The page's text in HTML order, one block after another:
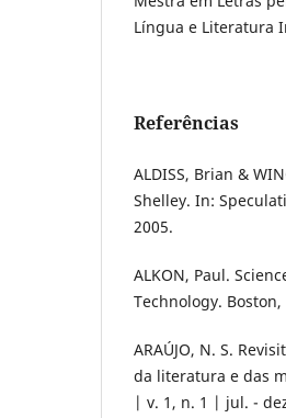
Língua e Literatura
Referências
ALDISS, Brian &
Shelley. In:
2005.
ALKON, Paul.
Technology.
ARAÚJO, N. S.
da literatura e das
| v. 1, n. 1 | jul. -